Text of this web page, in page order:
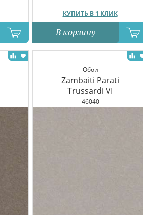
КУПИТЬ В 1 КЛИК
В корзину
Обои
Zambaiti Parati
Trussardi VI
46040